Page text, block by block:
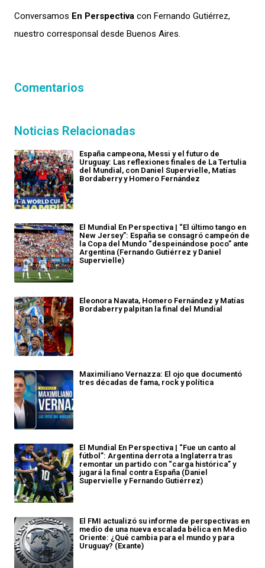
Conversamos En Perspectiva con Fernando Gutiérrez,
nuestro corresponsal desde Buenos Aires.
Comentarios
Noticias Relacionadas
España campeona, Messi y el futuro de
Uruguay: Las reflexiones finales de La Tertulia
del Mundial, con Daniel Supervielle, Matías
Bordaberry y Homero Fernández
El Mundial En Perspectiva | “El último tango en
New Jersey”: España se consagró campeón de
la Copa del Mundo “despeinándose poco” ante
Argentina (Fernando Gutiérrez y Daniel
Supervielle)
Eleonora Navata, Homero Fernández y Matías
Bordaberry palpitan la final del Mundial
Maximiliano Vernazza: El ojo que documentó
tres décadas de fama, rock y política
El Mundial En Perspectiva | “Fue un canto al
fútbol”: Argentina derrota a Inglaterra tras
remontar un partido con “carga histórica” y
jugará la final contra España (Daniel
Supervielle y Fernando Gutiérrez)
El FMI actualizó su informe de perspectivas en
medio de una nueva escalada bélica en Medio
Oriente: ¿Qué cambia para el mundo y para
Uruguay? (Exante)